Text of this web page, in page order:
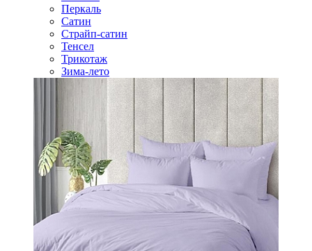
Перкаль
Сатин
Страйп-сатин
Тенсел
Трикотаж
Зима-лето